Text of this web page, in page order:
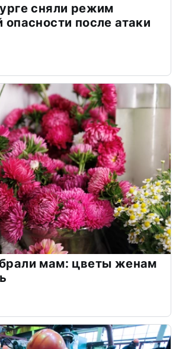
сняли режим
опасности после атаки
мам: цветы женам